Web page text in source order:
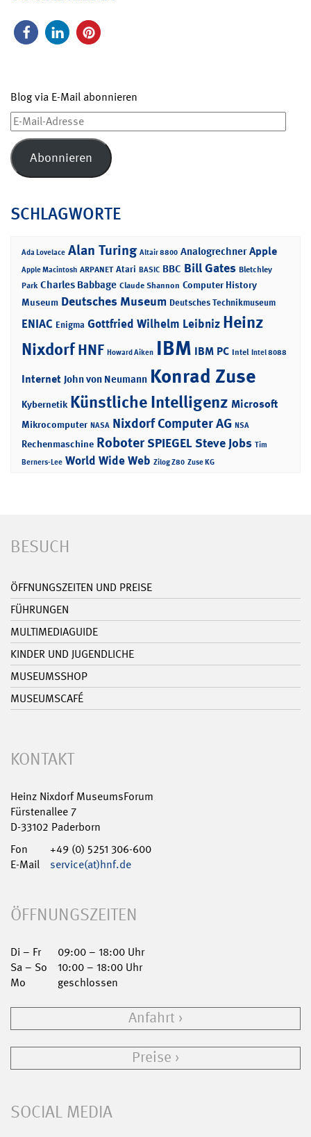
Blog via E-Mail abonnieren
E-
Mail-
Adresse
Abonnieren
SCHLAGWORTE
Ada Lovelace Alan Turing Altair 8800 Analogrechner Apple
Apple Macintosh ARPANET Atari BASIC BBC Bill Gates Bletchley
Park Charles Babbage Claude Shannon Computer History
Museum Deutsches Museum Deutsches Technikmuseum
ENIAC Enigma Gottfried Wilhelm Leibniz Heinz
NixdorfHNF Howard Aiken IBM IBM PC Intel Intel 8088
Internet John von Neumann Konrad Zuse
Kybernetik Künstliche Intelligenz Microsoft
Mikrocomputer NASA Nixdorf Computer AG NSA
Rechenmaschine RoboterSPIEGELSteve Jobs Tim
Berners-Lee World Wide Web Zilog Z80 Zuse KG
BESUCH
ÖFFNUNGSZEITEN UND PREISE
FÜHRUNGEN
MULTIMEDIAGUIDE
KINDER UND JUGENDLICHE
MUSEUMSSHOP
MUSEUMSCAFÉ
KONTAKT
Heinz Nixdorf MuseumsForum
Fürstenallee 7
D-33102 Paderborn
Fon
+49 (0) 5251 306-600
E-Mail
service(at)hnf.de
ÖFFNUNGSZEITEN
Di – Fr
09:00 – 18:00 Uhr
Sa – So
10:00 – 18:00 Uhr
Mo
geschlossen
Anfahrt
Preise
SOCIAL MEDIA